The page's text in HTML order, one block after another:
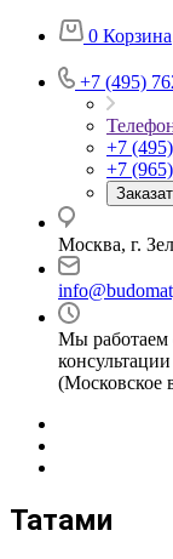
0 Корзина
+7 (495)
+7
+7
Москва, г.
Мы работаем
(Московское
Татами